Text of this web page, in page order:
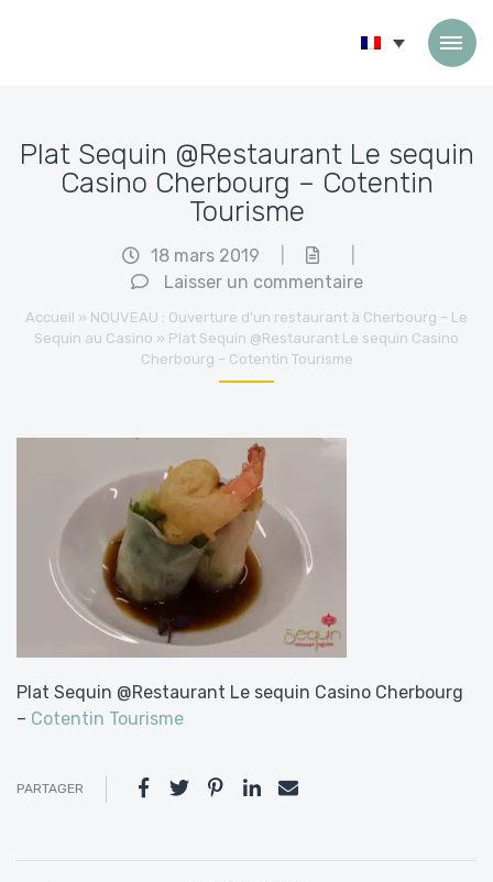
Plat Sequin @Restaurant Le sequin
Casino Cherbourg – Cotentin
Tourisme
18 mars 2019
Laisser un commentaire
Accueil » NOUVEAU : Ouverture d’un restaurant à Cherbourg – Le
Sequin au Casino » Plat Sequin @Restaurant Le sequin Casino
Cherbourg – Cotentin Tourisme
Plat Sequin @Restaurant Le sequin Casino Cherbourg
– Cotentin Tourisme
PARTAGER